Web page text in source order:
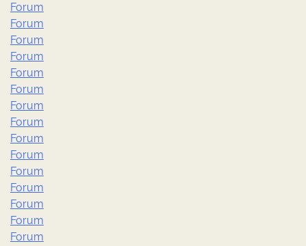
Forum
Forum
Forum
Forum
Forum
Forum
Forum
Forum
Forum
Forum
Forum
Forum
Forum
Forum
Forum